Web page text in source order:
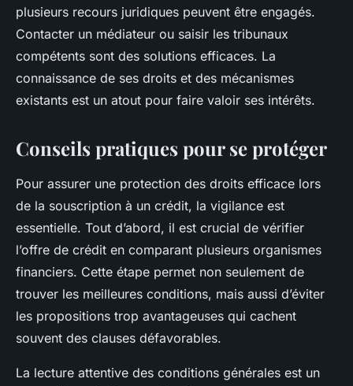
plusieurs recours juridiques peuvent être engagés.
Contacter un médiateur ou saisir les tribunaux
compétents sont des solutions efficaces. La
connaissance de ses droits et des mécanismes
existants est un atout pour faire valoir ses intérêts.
Conseils pratiques pour se protéger
Pour assurer une protection des droits efficace lors
de la souscription à un crédit, la vigilance est
essentielle. Tout d’abord, il est crucial de vérifier
l’offre de crédit en comparant plusieurs organismes
financiers. Cette étape permet non seulement de
trouver les meilleures conditions, mais aussi d’éviter
les propositions trop avantageuses qui cachent
souvent des clauses défavorables.
La lecture attentive des conditions générales est un